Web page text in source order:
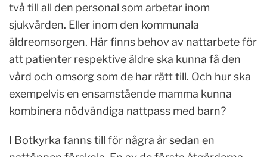
två till all den personal som arbetar inom
sjukvården. Eller inom den kommunala
äldreomsorgen. Här finns behov av nattarbete för
att patienter respektive äldre ska kunna få den
vård och omsorg som de har rätt till. Och hur ska
exempelvis en ensamstående mamma kunna
kombinera nödvändiga nattpass med barn?
I Botkyrka fanns till för några år sedan en